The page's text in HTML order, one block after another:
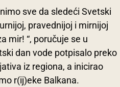
sve da sledeći Svetski
pravednijoj i mirnijoj
mir! “, poručuje se u
dan vode potpisalo preko
iz regiona, a inicirao
r(ij)eke Balkana.